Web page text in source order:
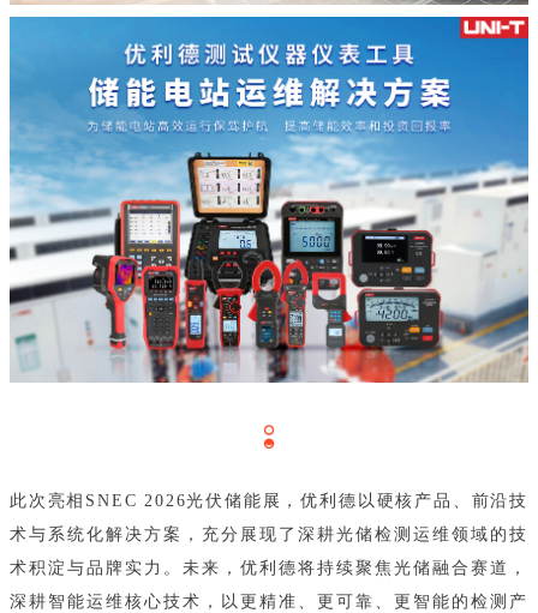
此次亮相SNEC 2026光伏储能展，优利德以硬核产品、前沿技
术与系统化解决方案，充分展现了深耕光储检测运维领域的技
术积淀与品牌实力。未来，优利德将持续聚焦光储融合赛道，
深耕智能运维核心技术，以更精准、更可靠、更智能的检测产